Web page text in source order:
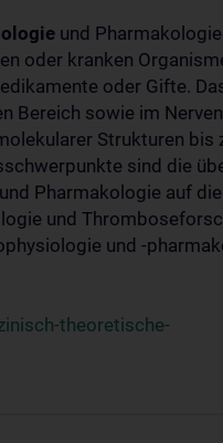
und
oder kranken
oder Gifte.
Bereich sowie im
Strukturen bis
sind die
und Pharmakologie auf die
und
und -
theoretische-